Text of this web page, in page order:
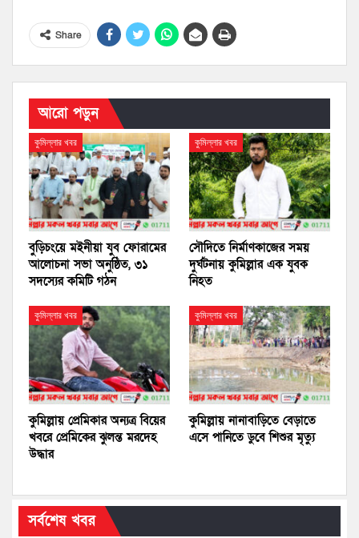
Share
আরো পড়ুন
কুমিল্লার খবর
বুড়িচংয়ে মইনীয়া যুব ফোরামের
আলোচনা সভা অনুষ্ঠিত, ৩১
সদস্যের কমিটি গঠন
কুমিল্লার খবর
সৌদিতে নির্মাণকাজের সময়
দুর্ঘটনায় কুমিল্লার এক যুবক
নিহত
কুমিল্লার খবর
কুমিল্লায় প্রেমিকার অন্যত্র বিয়ের
খবরে প্রেমিকের ঝুলন্ত মরদেহ
উদ্ধার
কুমিল্লার খবর
কুমিল্লায় নানাবাড়িতে বেড়াতে
এসে পানিতে ডুবে শিশুর মৃত্যু
সর্বশেষ খবর